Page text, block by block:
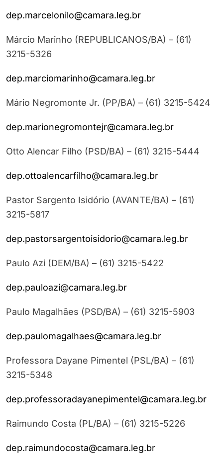
dep.marcelonilo@camara.leg.br
Márcio Marinho (REPUBLICANOS/BA) – (61)
3215-5326
dep.marciomarinho@camara.leg.br
Mário Negromonte Jr. (PP/BA) – (61) 3215-5424
dep.marionegromontejr@camara.leg.br
Otto Alencar Filho (PSD/BA) – (61) 3215-5444
dep.ottoalencarfilho@camara.leg.br
Pastor Sargento Isidório (AVANTE/BA) – (61)
3215-5817
dep.pastorsargentoisidorio@camara.leg.br
Paulo Azi (DEM/BA) – (61) 3215-5422
dep.pauloazi@camara.leg.br
Paulo Magalhães (PSD/BA) – (61) 3215-5903
dep.paulomagalhaes@camara.leg.br
Professora Dayane Pimentel (PSL/BA) – (61)
3215-5348
dep.professoradayanepimentel@camara.leg.br
Raimundo Costa (PL/BA) – (61) 3215-5226
dep.raimundocosta@camara.leg.br